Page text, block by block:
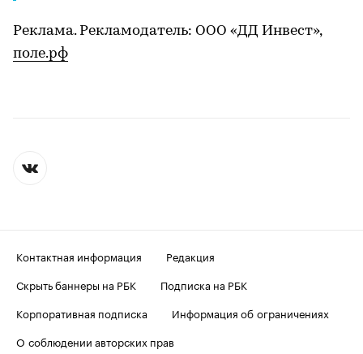
Реклама. Рекламодатель: ООО «ДД Инвест»,
поле.рф
Контактная информация
Редакция
Скрыть баннеры на РБК
Подписка на РБК
Корпоративная подписка
Информация об ограничениях
О соблюдении авторских прав